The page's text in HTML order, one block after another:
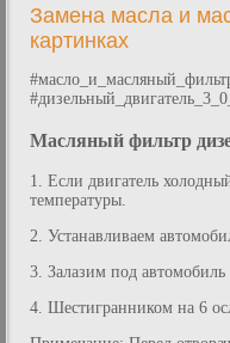
Замена масла и
картинках
Масляный фильтр
1. Если двигатель
температуры.
2. Устанавливаем
3. Залазим под
4. Шестигранником на 6